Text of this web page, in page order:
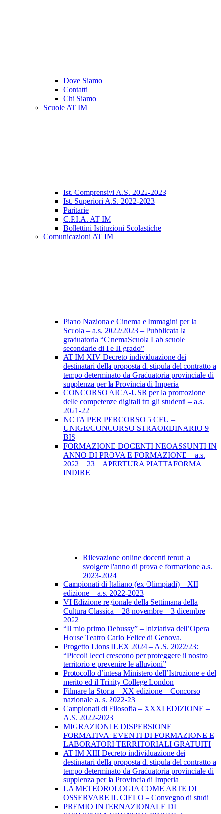
Dove Siamo
Contatti
Chi Siamo
Scuole AT IM
Ist. Comprensivi A.S. 2022-2023
Ist. Superiori A.S. 2022-2023
Paritarie
C.P.I.A. AT IM
Bollettini Istituzioni Scolastiche
Comunicazioni AT IM
Piano Nazionale Cinema e Immagini per la
Scuola – a.s. 2022/2023 – Pubblicata la
graduatoria “CinemaScuola Lab scuole
secondarie di I e II grado”
AT IM XIV Decreto individuazione dei
destinatari della proposta di stipula del contratto a
tempo determinato da Graduatoria provinciale di
supplenza per la Provincia di Imperia
CONCORSO AICA-USR per la promozione
delle competenze digitali tra gli studenti – a.s.
2021-22
NOTA PER PERCORSO 5 CFU –
UNIGE/CONCORSO STRAORDINARIO 9
BIS
FORMAZIONE DOCENTI NEOASSUNTI IN
ANNO DI PROVA E FORMAZIONE – a.s.
2022 – 23 – APERTURA PIATTAFORMA
INDIRE
Rilevazione online docenti tenuti a
svolgere l'anno di prova e formazione a.s.
2023-2024
Campionati di Italiano (ex Olimpiadi) – XII
edizione – a.s. 2022-2023
VI Edizione regionale della Settimana della
Cultura Classica – 28 novembre – 3 dicembre
2022
“Il mio primo Debussy” – Iniziativa dell’Opera
House Teatro Carlo Felice di Genova.
Progetto Lions ILEX 2024 – A.S. 2022/23:
“Piccoli lecci crescono per proteggere il nostro
territorio e prevenire le alluvioni”
Protocollo d’intesa Ministero dell’Istruzione e del
merito ed il Trinity College London
Filmare la Storia – XX edizione – Concorso
nazionale a. s. 2022-23
Campionati di Filosofia – XXXI EDIZIONE –
A.S. 2022-2023
MIGRAZIONI E DISPERSIONE
FORMATIVA: EVENTI DI FORMAZIONE E
LABORATORI TERRITORIALI GRATUITI
AT IM XIII Decreto individuazione dei
destinatari della proposta di stipula del contratto a
tempo determinato da Graduatoria provinciale di
supplenza per la Provincia di Imperia
LA METEOROLOGIA COME ARTE DI
OSSERVARE IL CIELO – Convegno di studi
PREMIO INTERNAZIONALE DI